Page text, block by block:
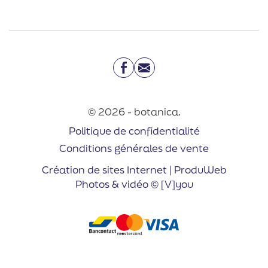
Facebook
Email
© 2026 - botanica.
Politique de confidentialité
Conditions générales de vente
Création de sites Internet | ProduWeb
Photos & vidéo © [V]you